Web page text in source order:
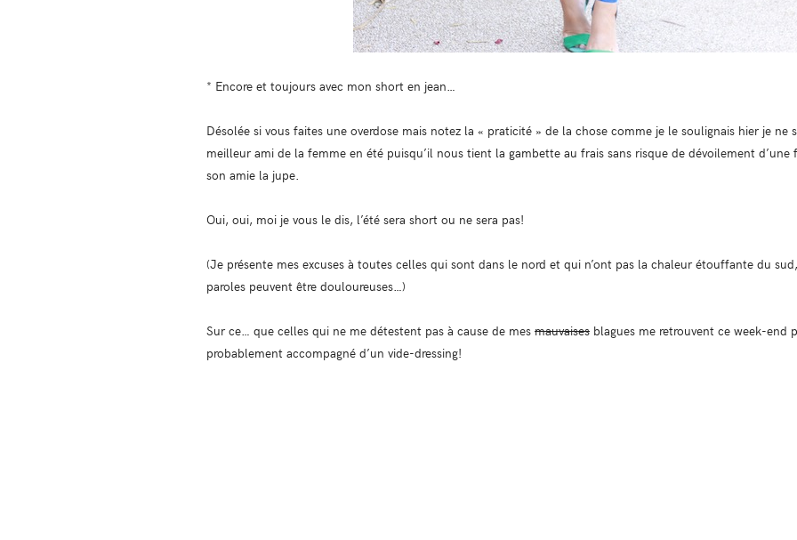
* Encore et toujours avec mon short en jean…
Désolée si vous faites une overdose mais notez la « praticité » de la chose comme je le soulignais hier je
meilleur ami de la femme en été puisqu’il nous tient la gambette au frais sans risque de dévoilement d’une
son amie la jupe.
Oui, oui, moi je vous le dis, l’été sera short ou ne sera pas!
(Je présente mes excuses à toutes celles qui sont dans le nord et qui n’ont pas la chaleur étouffante du
paroles peuvent être douloureuses…)
Sur ce… que celles qui ne me détestent pas à cause de mes mauvaises blagues me retrouvent ce week-end
probablement accompagné d’un vide-dressing!